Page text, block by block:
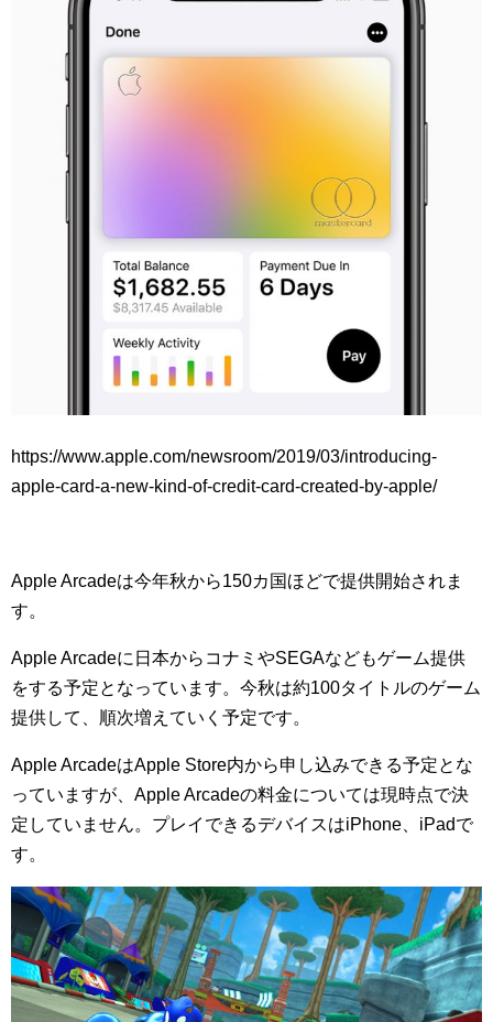
https://www.apple.com/newsroom/2019/03/introducing-
apple-card-a-new-kind-of-credit-card-created-by-apple/
Apple Arcadeは今年秋から150カ国ほどで提供開始されま
す。
Apple Arcadeに日本からコナミやSEGAなどもゲーム提供
をする予定となっています。今秋は約100タイトルのゲーム
提供して、順次増えていく予定です。
Apple ArcadeはApple Store内から申し込みできる予定とな
っていますが、Apple Arcadeの料金については現時点で決
定していません。プレイできるデバイスはiPhone、iPadで
す。